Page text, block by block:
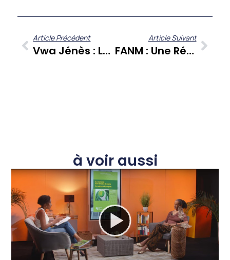
Article Précédent
Vwa Jénès : Le CJC Décrypte L’engagement Des Jeunes Entre Syndicalisme Et Militantisme Associatif En Martinique
Article Suivant
FANM : Une Rétrospective Inspirante Des Voix Féminines Caribéennes
à voir aussi